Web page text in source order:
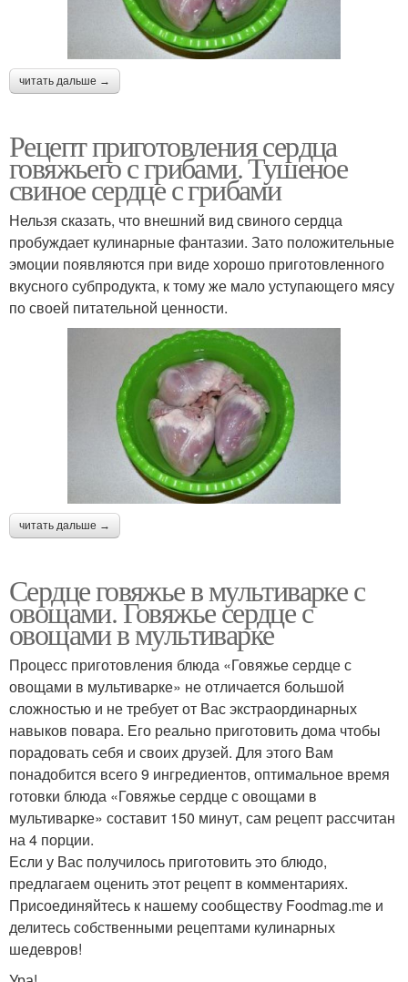
читать дальше →
Рецепт приготовления сердца
говяжьего с грибами. Тушеное
свиное сердце с грибами
Нельзя сказать, что внешний вид свиного сердца
пробуждает кулинарные фантазии. Зато положительные
эмоции появляются при виде хорошо приготовленного
вкусного субпродукта, к тому же мало уступающего мясу
по своей питательной ценности.
читать дальше →
Сердце говяжье в мультиварке с
овощами. Говяжье сердце с
овощами в мультиварке
Процесс приготовления блюда «Говяжье сердце с
овощами в мультиварке» не отличается большой
сложностью и не требует от Вас экстраординарных
навыков повара. Его реально приготовить дома чтобы
порадовать себя и своих друзей. Для этого Вам
понадобится всего 9 ингредиентов, оптимальное время
готовки блюда «Говяжье сердце с овощами в
мультиварке» составит 150 минут, сам рецепт рассчитан
на 4 порции.
Если у Вас получилось приготовить это блюдо,
предлагаем оценить этот рецепт в комментариях.
Присоединяйтесь к нашему сообществу Foodmag.me и
делитесь собственными рецептами кулинарных
шедевров!